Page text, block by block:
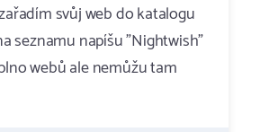
svůj web do katalogu
seznamu napíšu "Nightwish"
webů ale nemůžu tam